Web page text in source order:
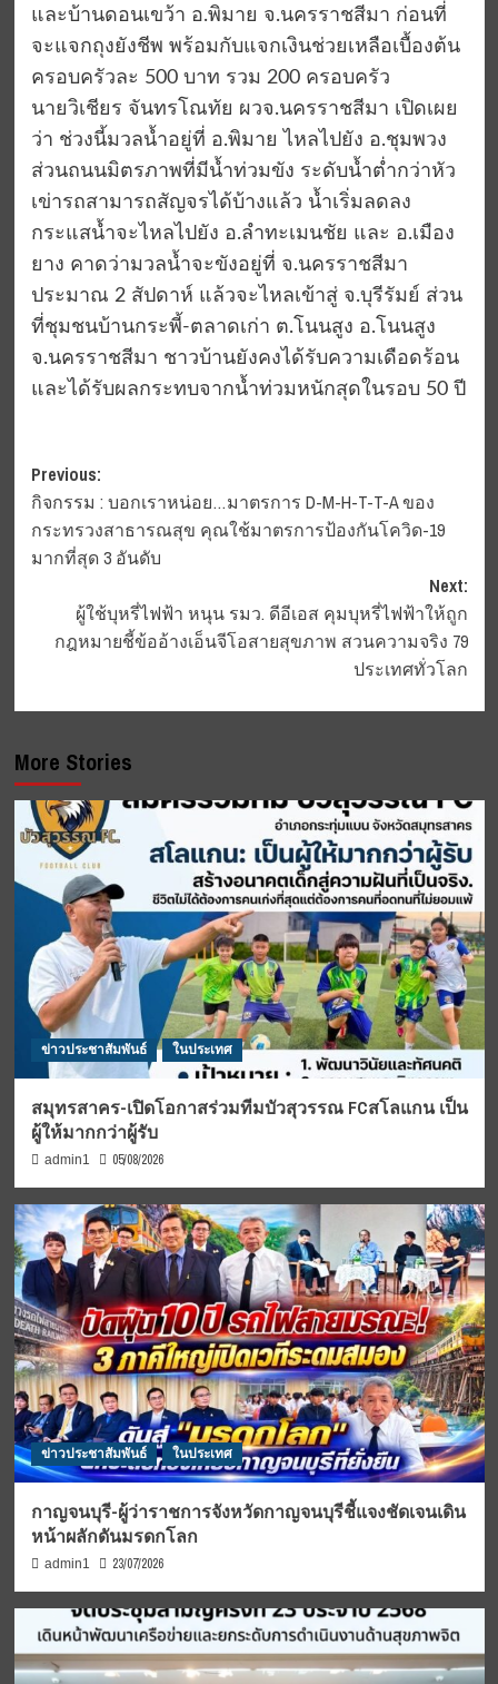
และบ้านดอนเขว้า อ.พิมาย จ.นครราชสีมา ก่อนที่
จะแจกถุงยังชีพ พร้อมกับแจกเงินช่วยเหลือเบื้องต้น
ครอบครัวละ 500 บาท รวม 200 ครอบครัว
นายวิเชียร จันทรโณทัย ผวจ.นครราชสีมา เปิดเผย
ว่า ช่วงนี้มวลน้ำอยู่ที่ อ.พิมาย ไหลไปยัง อ.ชุมพวง
ส่วนถนนมิตรภาพที่มีน้ำท่วมขัง ระดับน้ำต่ำกว่าหัว
เข่ารถสามารถสัญจรได้บ้างแล้ว น้ำเริ่มลดลง
กระแสน้ำจะไหลไปยัง อ.ลำทะเมนชัย และ อ.เมือง
ยาง คาดว่ามวลน้ำจะขังอยู่ที่ จ.นครราชสีมา
ประมาณ 2 สัปดาห์ แล้วจะไหลเข้าสู่ จ.บุรีรัมย์ ส่วน
ที่ชุมชนบ้านกระพี้-ตลาดเก่า ต.โนนสูง อ.โนนสูง
จ.นครราชสีมา ชาวบ้านยังคงได้รับความเดือดร้อน
และได้รับผลกระทบจากน้ำท่วมหนักสุดในรอบ 50 ปี
Post
navigation
Previous:
กิจกรรม : บอกเราหน่อย…มาตรการ D-M-H-T-T-A ของ
กระทรวงสาธารณสุข คุณใช้มาตรการป้องกันโควิด-19
มากที่สุด 3 อันดับ
Next:
ผู้ใช้บุหรี่ไฟฟ้า หนุน รมว. ดีอีเอส คุมบุหรี่ไฟฟ้าให้ถูก
กฎหมายชี้ข้ออ้างเอ็นจีโอสายสุขภาพ สวนความจริง 79
ประเทศทั่วโลก
More Stories
ข่าวประชาสัมพันธ์ ในประเทศ
สมุทรสาคร-เปิดโอกาสร่วมทีมบัวสุวรรณ FCสโลแกน เป็น
ผู้ให้มากกว่าผู้รับ
admin1 05/08/2026
ข่าวประชาสัมพันธ์ ในประเทศ
กาญจนบุรี-ผู้ว่าราชการจังหวัดกาญจนบุรีชี้แจงชัดเจนเดิน
หน้าผลักดันมรดกโลก
admin1 23/07/2026